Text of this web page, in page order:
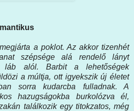
a poklot. Az akkor tizenhét
szépsége alá rendelő lányt
láb alól. Barbit a lehetőségek
a múltja, ott igyekszik új életet
sorra kudarcba fulladnak. A
hazugságokba burkolózva él,
találkozik egy titokzatos, még